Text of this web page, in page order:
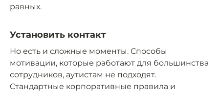
равных.
Установить контакт
Но есть и сложные моменты. Способы
мотивации, которые работают для большинства
сотрудников, аутистам не подходят.
Стандартные корпоративные правила и